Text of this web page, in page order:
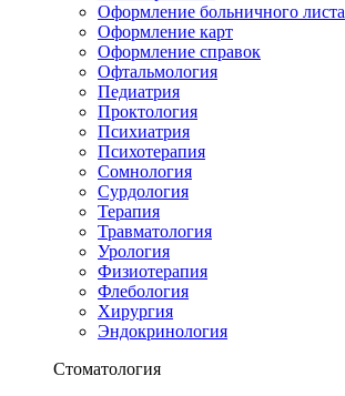
Оформление больничного листа
Оформление карт
Оформление справок
Офтальмология
Педиатрия
Проктология
Психиатрия
Психотерапия
Сомнология
Сурдология
Терапия
Травматология
Урология
Физиотерапия
Флебология
Хирургия
Эндокринология
Стоматология